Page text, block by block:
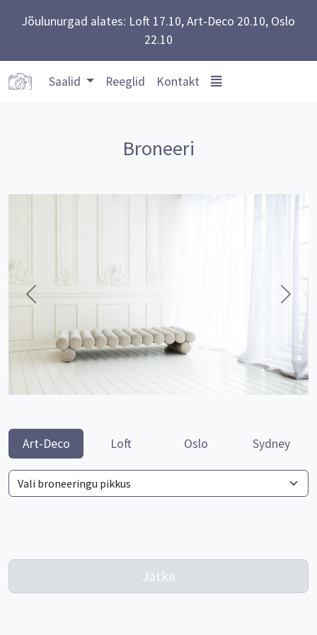
Jõulunurgad alates: Loft 17.10, Art-Deco 20.10, Oslo
22.10
Saalid Reeglid Kontakt
Broneeri
Eelmine
Art-Deco Loft Oslo Sydney
Jätka